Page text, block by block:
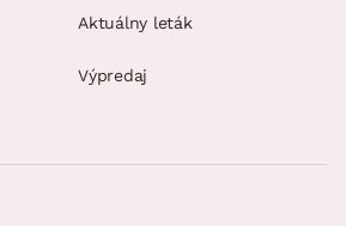
Aktuálny leták
Výpredaj